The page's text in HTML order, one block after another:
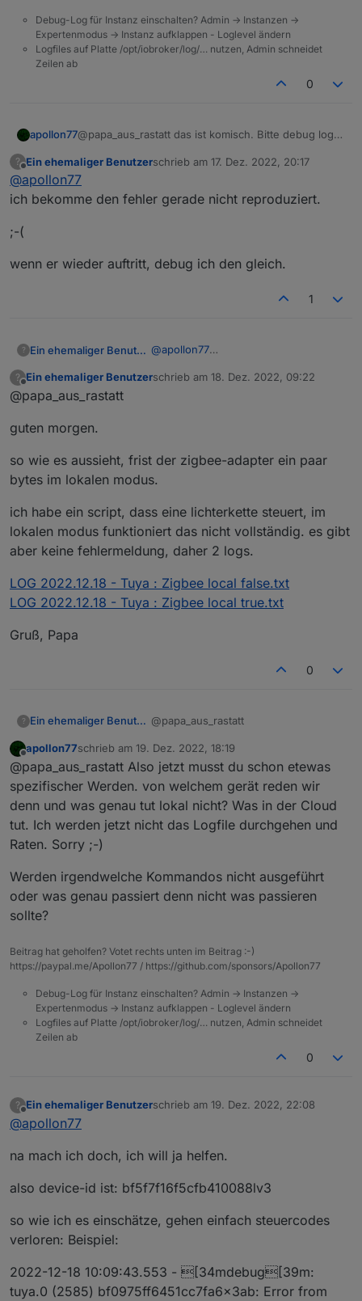
funktionsfähig.
Debug-Log für Instanz einschalten? Admin -> Instanzen ->
Expertenmodus -> Instanz aufklappen - Loglevel ändern
Logfiles auf Platte /opt/iobroker/log/… nutzen, Admin schneidet
Zeilen ab
0
apollon77@papa_aus_rastatt das ist komisch. Bitte debug log
Steuerung
?
Offline
Ein ehemaliger Benutzerschrieb am 17. Dez. 2022, 20:17
zuletzt editiert von
@apollon77
ich bekomme den fehler gerade nicht reproduziert.
;-(
wenn er wieder auftritt, debug ich den gleich.
1
? Ein ehemaliger Benutzer @apollon77
reproduziert.
;-(
? Ein ehemaliger Benutzerschrieb am 18. Dez. 2022, 09:22
zuletzt editiert von
@papa_aus_rastatt
guten morgen.
so wie es aussieht, frist der zigbee-adapter ein paar
bytes im lokalen modus.
ich habe ein script, dass eine lichterkette steuert, im
lokalen modus funktioniert das nicht vollständig. es gibt
aber keine fehlermeldung, daher 2 logs.
LOG 2022.12.18 - Tuya : Zigbee local false.txt
LOG 2022.12.18 - Tuya : Zigbee local true.txt
Gruß, Papa
0
? Ein ehemaliger Benutzer @papa_aus_rastatt
guten morgen.
so wie es aussieht, frist der zigbee-
adapter ein paar bytes im lokalen
modus.
ich habe ein script, dass eine
lichterkette steuert, im lokalen modus
2 logs.
LOG 2022.12.18 - Tuya : Zigbee local
true.txt
Gruß, Papa
apollon77schrieb am 19. Dez. 2022, 18:19
zuletzt editiert von
@papa_aus_rastatt Also jetzt musst du schon etewas
spezifischer Werden. von welchem gerät reden wir
denn und was genau tut lokal nicht? Was in der Cloud
tut. Ich werden jetzt nicht das Logfile durchgehen und
Raten. Sorry ;-)
Werden irgendwelche Kommandos nicht ausgeführt
oder was genau passiert denn nicht was passieren
sollte?
Beitrag hat geholfen? Votet rechts unten im Beitrag :-)
https://paypal.me/Apollon77 / https://github.com/sponsors/Apollon77
Debug-Log für Instanz einschalten? Admin -> Instanzen ->
Expertenmodus -> Instanz aufklappen - Loglevel ändern
Logfiles auf Platte /opt/iobroker/log/… nutzen, Admin schneidet
Zeilen ab
0
?
Offline
Ein ehemaliger Benutzerschrieb am 19. Dez. 2022, 22:08
zuletzt editiert von
@apollon77
na mach ich doch, ich will ja helfen.
also device-id ist: bf5f7f16f5cfb410088lv3
so wie ich es einschätze, gehen einfach steuercodes
verloren: Beispiel:
2022-12-18 10:09:43.553 - [34mdebug[39m:
tuya.0 (2585) bf0975ff6451cc7fa6x3ab: Error from